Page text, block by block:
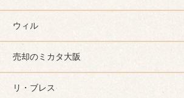
ウィル
売却のミカタ大阪
リ・ブレス